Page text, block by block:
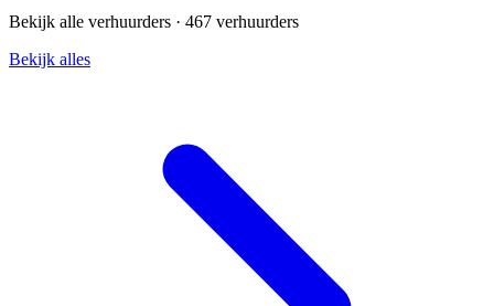
Bekijk alle verhuurders · 467 verhuurders
Bekijk alles